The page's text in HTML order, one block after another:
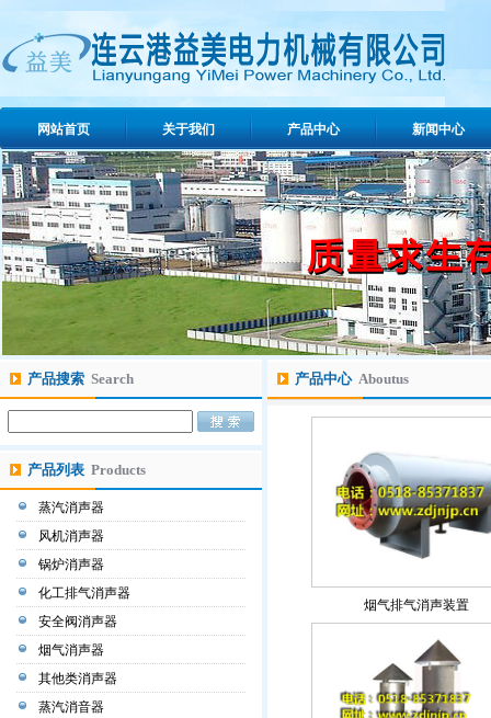
网站首页 关于我们 产品中心 新闻中心
产品搜索 Search
产品列表 Products
蒸汽消声器
风机消声器
锅炉消声器
化工排气消声器
安全阀消声器
烟气消声器
其他类消声器
蒸汽消音器
产品中心 Aboutus
烟气排气消声装置